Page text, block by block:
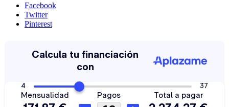
Facebook
Twitter
Pinterest